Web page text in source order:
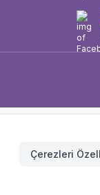
Çerezleri